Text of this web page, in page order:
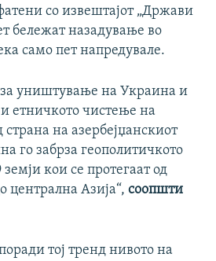
со извештајот „Држави
бележат назадување во
само пет напредувале.
за уништување на Украина и
етничкото чистење на
на азербејџанскиот
го забрза геополитичкото
кои се протегаат од
централна Азија“, соопшти
тој тренд нивото на